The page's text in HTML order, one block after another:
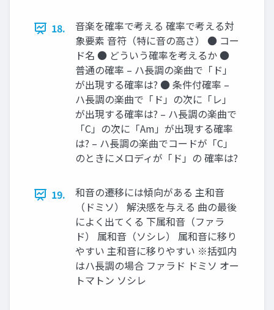
18.
音楽を確率で考える 確率で考える対
象要素 音符（特に音の高さ） ● コー
ド名 ● どういう確率を考えるか ●
普通の確率 – ハ長調の楽曲で「ド」
が出現する確率は? ● 条件付確率 –
ハ長調の楽曲で「ド」の次に「レ」
が出現する確率は? – ハ長調の楽曲で
「C」の次に「Am」が出現する確率
は? – ハ長調の楽曲でコードが「C」
のときにメロディが「ド」の 確率は?
19.
和音の遷移には傾向がある 主和音
（ドミソ） 解決感を与える 曲の最後
によく出てくる 下属和音（ファラ
ド） 属和音（ソシレ） 属和音に移り
やすい 主和音に移りやすい ※括弧内
はハ長調の場合 ファラド ドミソ オー
トマトン ソシレ